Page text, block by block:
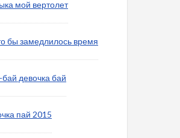
мой вертолет
бы замедлилось время
девочка бай
пай 2015